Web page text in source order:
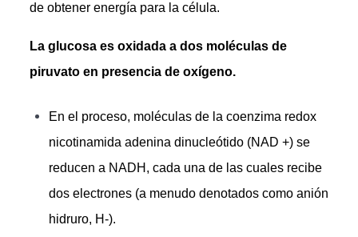
de obtener energía para la célula.
La glucosa es oxidada a dos moléculas de
piruvato en presencia de oxígeno.
En el proceso, moléculas de la coenzima redox
nicotinamida adenina dinucleótido (NAD +) se
reducen a NADH, cada una de las cuales recibe
dos electrones (a menudo denotados como anión
hidruro, H-).